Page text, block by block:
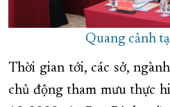
Quang cảnh
Thời gian tới, các sở,
chủ động tham mưu thực